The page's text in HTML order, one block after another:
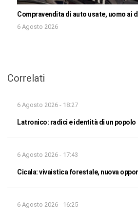
Compravendita di auto usate, uomo ai
6 Agosto 2026
Correlati
6 Agosto 2026 - 18:27
Latronico: radici e identità di un popolo
6 Agosto 2026 - 17:43
Cicala: vivaistica forestale, nuova
6 Agosto 2026 - 16:25